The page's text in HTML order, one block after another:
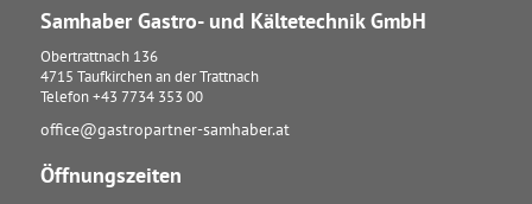
Samhaber Gastro- und Kältetechnik GmbH
Obertrattnach 136
4715 Taufkirchen an der Trattnach
Telefon +43 7734 353 00
office@gastropartner-samhaber.at
Öffnungszeiten